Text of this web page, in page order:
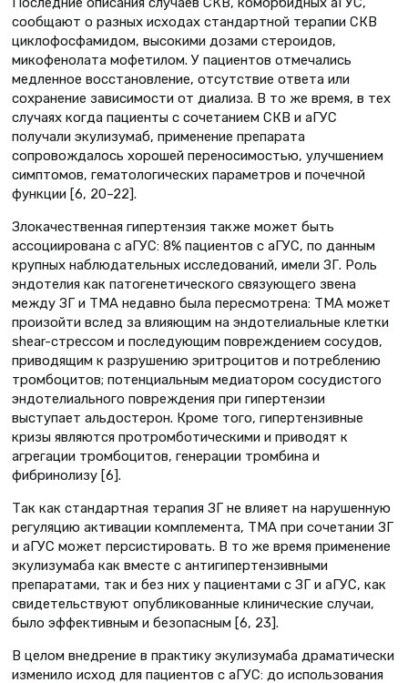
сообщают о разных исходах стандартной терапии СКВ
циклофосфамидом, высокими дозами стероидов,
микофенолата мофетилом. У пациентов отмечались
медленное восстановление, отсутствие ответа или
сохранение зависимости от диализа. В то же время, в тех
случаях когда пациенты с сочетанием СКВ и аГУС
получали экулизумаб, применение препарата
сопровождалось хорошей переносимостью, улучшением
симптомов, гематологических параметров и почечной
функции [6, 20–22].
Злокачественная гипертензия также может быть
ассоциирована с аГУС: 8% пациентов с аГУС, по данным
крупных наблюдательных исследований, имели ЗГ. Роль
эндотелия как патогенетического связующего звена
между ЗГ и ТМА недавно была пересмотрена: ТМА может
произойти вслед за влияющим на эндотелиальные клетки
shear-стрессом и последующим повреждением сосудов,
приводящим к разрушению эритроцитов и потреблению
тромбоцитов; потенциальным медиатором сосудистого
эндотелиального повреждения при гипертензии
выступает альдостерон. Кроме того, гипертензивные
кризы являются протромботическими и приводят к
агрегации тромбоцитов, генерации тромбина и
фибринолизу [6].
Так как стандартная терапия ЗГ не влияет на нарушенную
регуляцию активации комплемента, ТМА при сочетании ЗГ
и аГУС может персистировать. В то же время применение
экулизумаба как вместе с антигипертензивными
препаратами, так и без них у пациентами с ЗГ и аГУС, как
свидетельствуют опубликованные клинические случаи,
было эффективным и безопасным [6, 23].
В целом внедрение в практику экулизумаба драматически
изменило исход для пациентов с аГУС: до использования